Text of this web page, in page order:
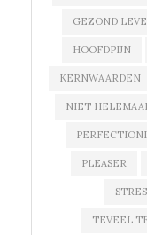
GEZOND
HOOFDPIJN
KERNWAARDEN
NIET
PLEASER
TEVEEL